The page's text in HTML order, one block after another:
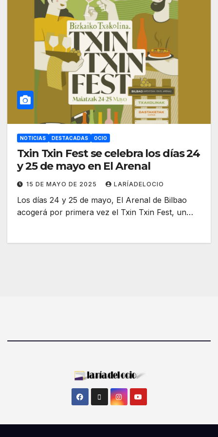
NOTICIAS DESTACADAS OCIO
Txin Txin Fest se celebra los días 24
y 25 de mayo en El Arenal
15 DE MAYO DE 2025 LARÍADELOCIO
Los días 24 y 25 de mayo, El Arenal de Bilbao
acogerá por primera vez el Txin Txin Fest, un…